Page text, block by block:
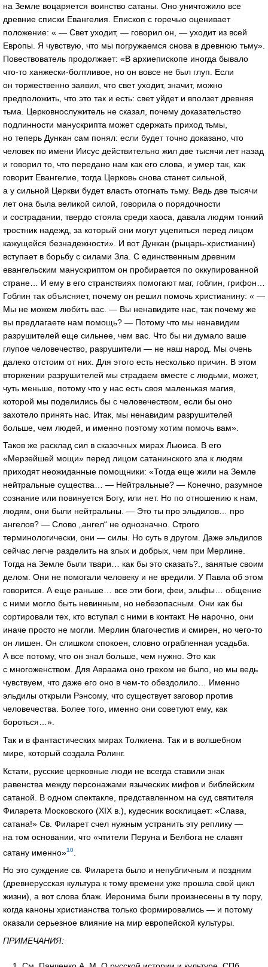
на Земле воцаряется воинство сатаны. Оно уничтожило все
древние списки Евангелия. Епископ с горечью оценивает
положение: « — Свет уходит, — говорил он, — уходит из всей
Европы. Я чувствую, что мы погружаемся снова в древнюю тьму».
Повествователь продолжает: «В архиепископе иногда бывало
что-то ханжески-болтливое , но он вовсе не был глуп. Если
он торжественно заявил, что свет уходит, значит, можно
предположить, что это так и есть: свет уйдет и вползет древняя
тьма. Церковнослужитель не сказал, почему доказательство
подлинности манускрипта может сдержать приход тьмы,
но теперь Дункан сам понял: если будет точно доказано, что
человек по имени Иисус действительно жил две тысячи лет назад
и говорил то, что передано нам как его слова, и умер так, как
говорит Евангелие, тогда Церковь снова станет сильной,
а у сильной Церкви будет власть отогнать тьму. Ведь две тысячи
лет она была великой силой, говорила о порядочности
и сострадании, твердо стояла среди хаоса, давала людям тонкий
тростник надежд, за который они могут уцепиться перед лицом
кажущейся безнадежности». И вот Дункан (рыцарь-христианин)
вступает в борьбу с силами Зла. С единственным древним
евангельским манускриптом он пробирается по оккупированной
стране… И ему в его странствиях помогают маг, гоблин, грифон…
Гоблин так объясняет, почему он решил помочь христианину: « —
Мы не можем любить вас. — Вы ненавидите нас, так почему же
вы предлагаете нам помощь? — Потому что мы ненавидим
разрушителей еще сильнее, чем вас. Что бы ни думало ваше
глупое человечество, разрушители — не наш народ. Мы очень
далеко отстоим от них. Для этого есть несколько причин. В этом
вторжении разрушителей мы страдаем вместе с людьми, может,
чуть меньше, потому что у нас есть своя маленькая магия,
которой мы поделились бы с человечеством, если бы оно
захотело принять нас. Итак, мы ненавидим разрушителей
больше, чем людей, и именно поэтому хотим помочь вам».
Таков же расклад сил в сказочных мирах Льюиса. В его
«Мерзейшей мощи» перед лицом сатанинского зла к людям
приходят неожиданные помощники: «Тогда еще жили на Земле
нейтральные существа… — Нейтральные? — Конечно, разумное
сознание или повинуется Богу, или нет. Но по отношению к нам,
людям, они были нейтральны. — Это ты про эльдилов… про
ангелов? — Слово „ангел“ не однозначно. Строго
терминологически, они — силы. Но суть в другом. Даже эльдилов
сейчас легче разделить на злых и добрых, чем при Мерлине.
Тогда на Земле были твари… как бы это сказать?., занятые своим
делом. Они не помогали человеку и не вредили. У Павла об этом
говорится. А еще раньше… все эти боги, феи, эльфы… общение
с ними могло быть невинным, но небезопасным. Они как бы
сортировали тех, кто вступал с ними в контакт. Не нарочно, они
иначе просто не могли. Мерлин благочестив и смирен, но чего-то
он лишен. Он слишком спокоен, словно ограбленная усадьба.
А все потому, что он знал больше, чем нужно. Это как
с многоженством. Для Авраама оно грехом не было, но мы ведь
чувствуем, что даже его оно в чем-то обездолило… Именно
эльдилы открыли Рэнсому, что существует заговор против
человечества. Более того, именно они советуют ему, как
бороться…».
Так и в фантастических мирах Толкиена. Так и в волшебном
мире, который создала Ролинг.
Кстати, русские церковные люди не всегда ставили знак
равенства между персонажами языческих мифов и библейским
сатаной. В одном спектакле, представленном на суд святителя
Филарета Московского (XIX в.), кудесник восклицает: «Слава,
сатана!» Св. Филарет счел нужным устранить эту реплику —
на том основании, что «чтители Перуна и Белбога не славят
сатану именно»10
Но это суждение св. Филарета было и непубличным и поздним
(древнерусская культура к тому времени уже прошла свой цикл
жизни), а вот слова блаж. Иеронима были произнесены в ту пору,
когда каноны христианства только формировались — и потому
оказали серьезное влияние на мир европейской культуры.
ПРИМЕЧАНИЯ: